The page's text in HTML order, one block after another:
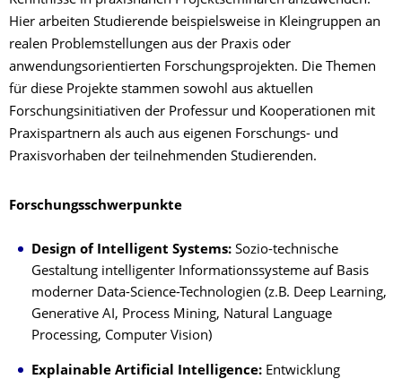
Hier arbeiten Studierende beispielsweise in Kleingruppen an
realen Problemstellungen aus der Praxis oder
anwendungsorientierten Forschungsprojekten. Die Themen
für diese Projekte stammen sowohl aus aktuellen
Forschungsinitiativen der Professur und Kooperationen mit
Praxispartnern als auch aus eigenen Forschungs- und
Praxisvorhaben der teilnehmenden Studierenden.
Forschungsschwerpunkte
Design of Intelligent Systems: Sozio-technische
Gestaltung intelligenter Informationssysteme auf Basis
moderner Data-Science-Technologien (z.B. Deep Learning,
Generative AI, Process Mining, Natural Language
Processing, Computer Vision)
Explainable Artificial Intelligence: Entwicklung